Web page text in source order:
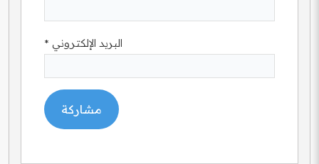
البريد الإلكتروني *